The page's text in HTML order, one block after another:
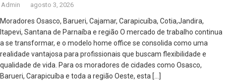
Admin agosto 3, 2026
Moradores Osasco, Barueri, Cajamar, Carapicuíba, Cotia,Jandira,
Itapevi, Santana de Parnaíba e região O mercado de trabalho continua
a se transformar, e o modelo home office se consolida como uma
realidade vantajosa para profissionais que buscam flexibilidade e
qualidade de vida. Para os moradores de cidades como Osasco,
Barueri, Carapicuíba e toda a região Oeste, esta […]